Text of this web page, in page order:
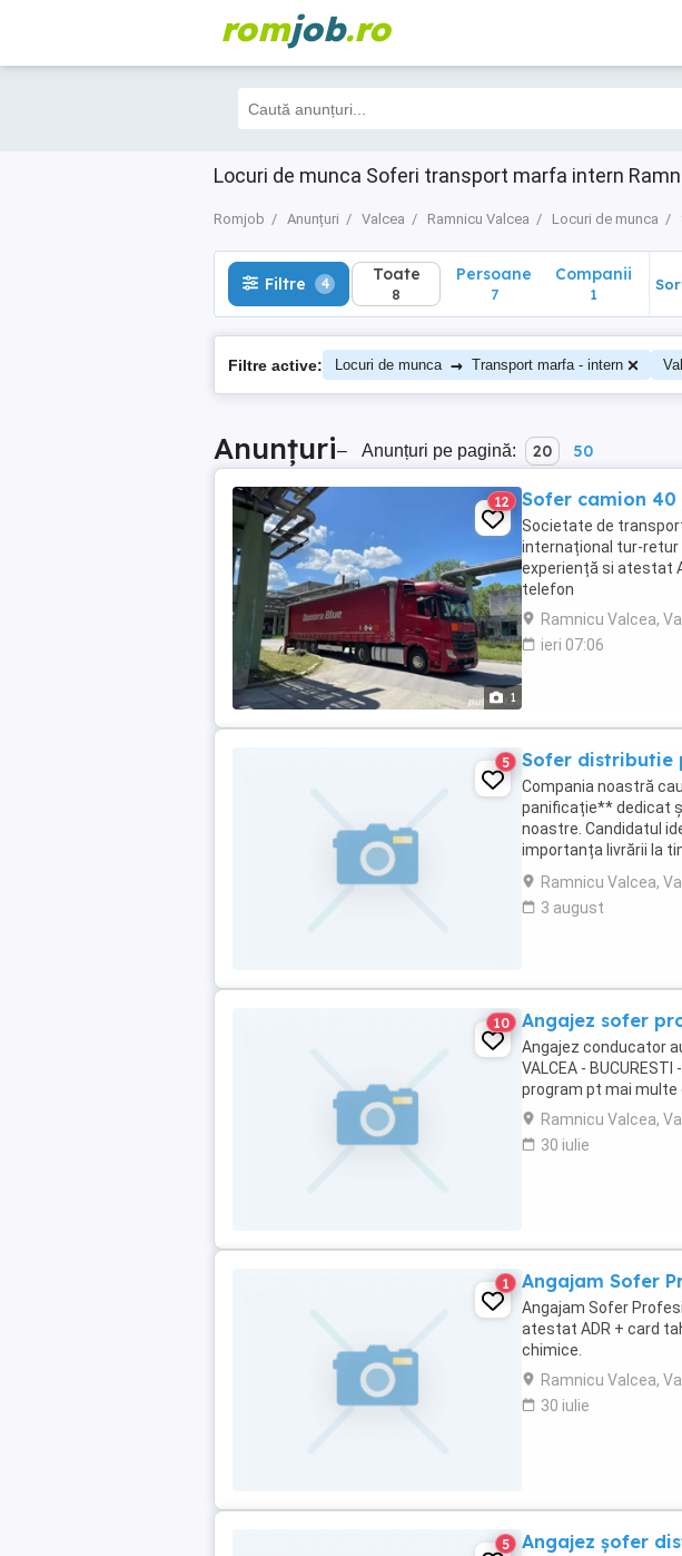
romjob.ro
Locuri de munca Soferi transport marfa intern
Romjob Anunțuri Valcea Ramnicu Valcea Locuri de munca
Filtre 4 Toate
8
Filtre 4 Toate
8
Persoane
7
Companii
1
Filtre active: Locuri de munca → Transport marfa - intern
Anunțuri– Anunțuri pe pagină: 20 50
1
12 Sofer camion 40
Societate de
internațional tur-retur
experiență si atestat
telefon
Ramnicu Valcea,
ieri 07:06
5 Sofer distributie
Compania noastră
panificație** dedicat
noastre. Candidatul
importanța livrării la
către clienți.
Ramnicu Valcea,
3 august
10 Angajez sofer
Angajez conducator
VALCEA -
program pt mai multe
Ramnicu Valcea,
30 iulie
1 Angajam Sofer
Angajam Sofer
atestat ADR + card
chimice.
Ramnicu Valcea,
30 iulie
5 Angajez șofer